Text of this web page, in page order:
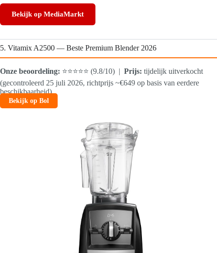
Bekijk op MediaMarkt
5. Vitamix A2500 — Beste Premium Blender 2026
Onze beoordeling: ⭐⭐⭐⭐⭐ (9.8/10) | Prijs: tijdelijk uitverkocht
(gecontroleerd 25 juli 2026, richtprijs ~€649 op basis van eerdere
beschikbaarheid)
Bekijk op Bol